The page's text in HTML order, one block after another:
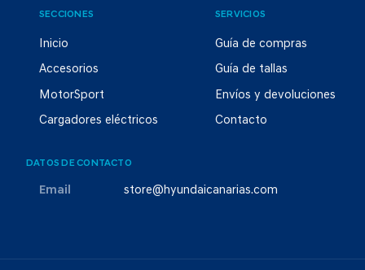
SECCIONES
Inicio
Accesorios
MotorSport
Cargadores eléctricos
SERVICIOS
Guía de compras
Guía de tallas
Envíos y devoluciones
Contacto
DATOS DE CONTACTO
Email store@hyundaicanarias.com